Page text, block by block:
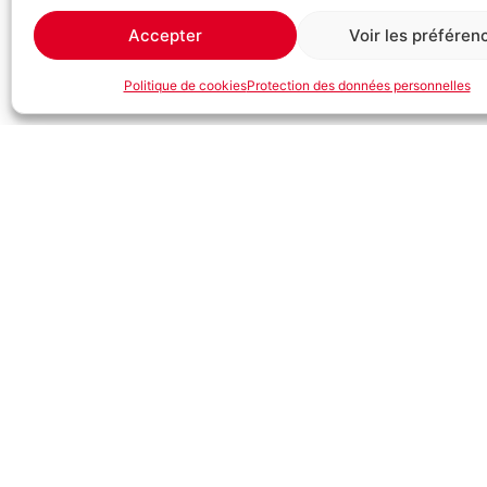
Accepter Voir les
Politique de cookiesProtection des données personnelles